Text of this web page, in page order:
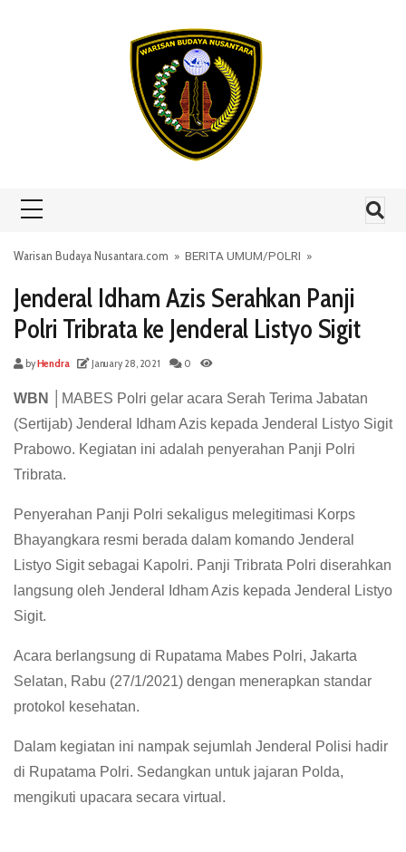
Warisan Budaya Nusantara.com » BERITA UMUM/POLRI »
Jenderal Idham Azis Serahkan Panji
Polri Tribrata ke Jenderal Listyo Sigit
byHendra January 28, 2021 0
WBN │
MABES Polri gelar acara Serah Terima Jabatan
(Sertijab) Jenderal Idham Azis kepada Jenderal Listyo Sigit
Prabowo. Kegiatan ini adalah penyerahan Panji Polri
Tribrata.
Penyerahan Panji Polri sekaligus melegitimasi Korps
Bhayangkara resmi berada dalam komando Jenderal
Listyo Sigit sebagai Kapolri. Panji Tribrata Polri diserahkan
langsung oleh Jenderal Idham Azis kepada Jenderal Listyo
Sigit.
Acara berlangsung di Rupatama Mabes Polri, Jakarta
Selatan, Rabu (27/1/2021) dengan menerapkan standar
protokol kesehatan.
Dalam kegiatan ini nampak sejumlah Jenderal Polisi hadir
di Rupatama Polri. Sedangkan untuk jajaran Polda,
mengikuti upacara secara virtual.